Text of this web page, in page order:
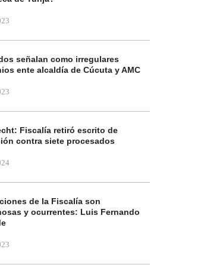
señalan como irregulares
ente alcaldía de Cúcuta y AMC
Fiscalía retiró escrito de
contra siete procesados
de la Fiscalía son
y ocurrentes: Luis Fernando